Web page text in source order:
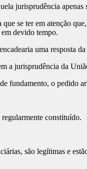
jurisprudência
se ter em atenção
devido tempo.
uma resposta
a jurisprudência da
fundamento, o pedido
constituído.
são legítimas e